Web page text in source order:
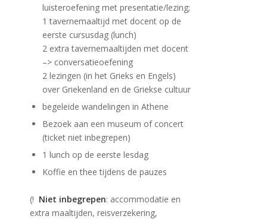
luisteroefening met presentatie/lezing;
1 tavernemaaltijd met docent op de
eerste cursusdag (lunch)
2 extra tavernemaaltijden met docent
–> conversatieoefening
2 lezingen (in het Grieks en Engels)
over Griekenland en de Griekse cultuur
begeleide wandelingen in Athene
Bezoek aan een museum of concert
(ticket niet inbegrepen)
1 lunch op de eerste lesdag
Koffie en thee tijdens de pauzes
(! Niet inbegrepen: accommodatie en
extra maaltijden, reisverzekering,